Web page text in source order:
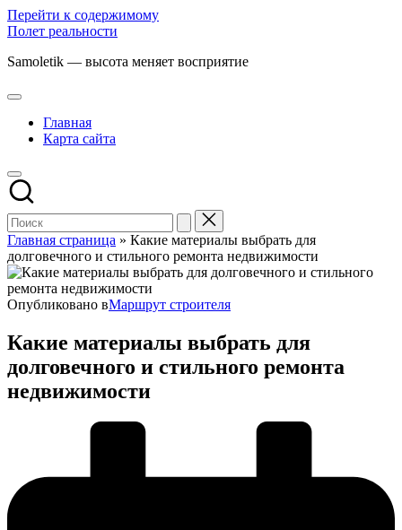
Перейти к содержимому
Полет реальности
Samoletik — высота меняет восприятие
Главная
Карта сайта
Главная страница » Какие материалы выбрать для
долговечного и стильного ремонта недвижимости
Опубликовано вМаршрут строителя
Какие материалы выбрать для
долговечного и стильного ремонта
недвижимости